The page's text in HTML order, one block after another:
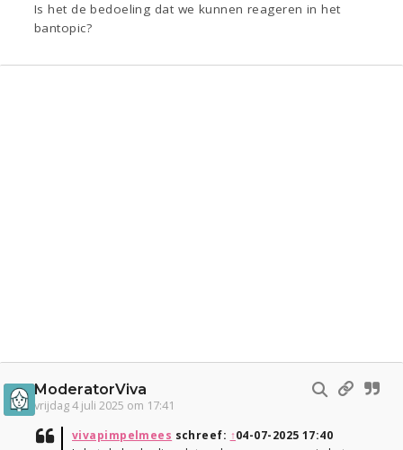
Is het de bedoeling dat we kunnen reageren in het
bantopic?
ModeratorViva
vrijdag 4 juli 2025 om 17:41
vivapimpelmees schreef: ↑04-07-2025 17:40